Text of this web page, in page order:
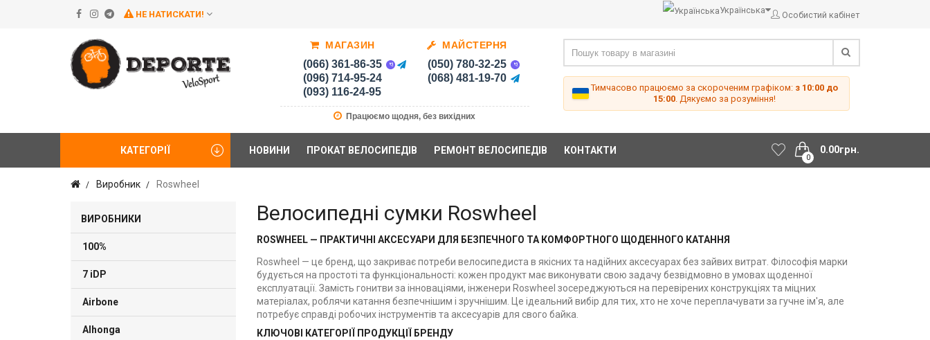
НЕ НАТИСКАТИ! Українська Особистий кабінет
МАГАЗИН
(066) 361-86-35
(096) 714-95-24
(093) 116-24-95
МАЙСТЕРНЯ
(050) 780-32-25
(068) 481-19-70
Працюємо щодня, без вихідних
Тимчасово працюємо за скороченим графіком: з 10:00 до
15:00. Дякуємо за розуміння!
0
0.00грн.
КАТЕГОРІЇ НОВИНИ ПРОКАТ ВЕЛОСИПЕДІВ РЕМОНТ ВЕЛОСИПЕДІВ КОНТАКТИ
Виробник Roswheel
ВИРОБНИКИ
100%
7 iDP
Airbone
Alhonga
Велосипедні сумки Roswheel
ROSWHEEL — ПРАКТИЧНІ АКСЕСУАРИ ДЛЯ БЕЗПЕЧНОГО ТА КОМФОРТНОГО ЩОДЕННОГО КАТАННЯ
Roswheel — це бренд, що закриває потреби велосипедиста в якісних та надійних аксесуарах без зайвих витрат. Філософія марки
будується на простоті та функціональності: кожен продукт має виконувати свою задачу безвідмовно в умовах щоденної
експлуатації. Замість гонитви за інноваціями, інженери Roswheel зосереджуються на перевірених конструкціях та міцних
матеріалах, роблячи катання безпечнішим і зручнішим. Це ідеальний вибір для тих, хто не хоче переплачувати за гучне ім'я, але
потребує справді робочих інструментів та аксесуарів для свого байка.
КЛЮЧОВІ КАТЕГОРІЇ ПРОДУКЦІЇ БРЕНДУ